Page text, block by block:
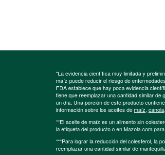
*La evidencia científica muy limitada y
maíz puede reducir el riesgo de
FDA establece que hay poca evidencia
tiene que reemplazar una cantidad similar
un día. Una porción de este producto
información sobre los aceites demaíz, canola,
**El aceite de maíz es un alimento sin
la etiqueta del producto o en Mazola.com
***Para lograr la reducción del colesterol, la
reemplazar una cantidad similar de